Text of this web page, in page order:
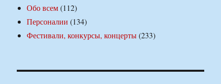
Обо всем(112)
Персоналии (134)
Фестивали, конкурсы, концерты(233)